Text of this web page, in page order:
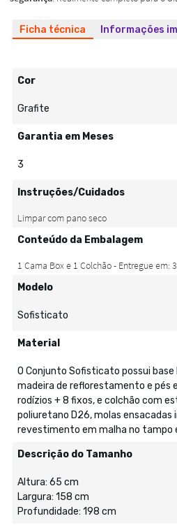
Ficha técnica Informações
Cor
Grafite
Garantia em Meses
3
Instruções/Cuidados
Conteúdo da Embalagem
Modelo
Sofisticato
Material
O Conjunto Sofisticato possui
madeira de reflorestamento e pés
rodízios + 8 fixos, e colchão com
poliuretano D26, molas ensacadas
revestimento em malha no tampo
Descrição do Tamanho
Altura: 65 cm
Largura: 158 cm
Profundidade: 198 cm